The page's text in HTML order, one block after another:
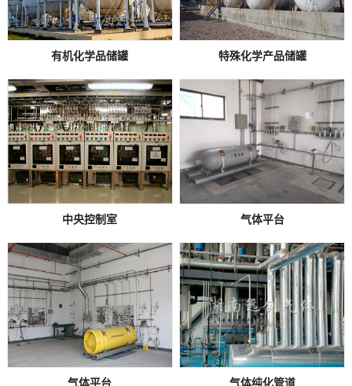
有机化学品储罐 特殊化学产品储罐
中央控制室 气体平台
气体平台 气体纯化管道